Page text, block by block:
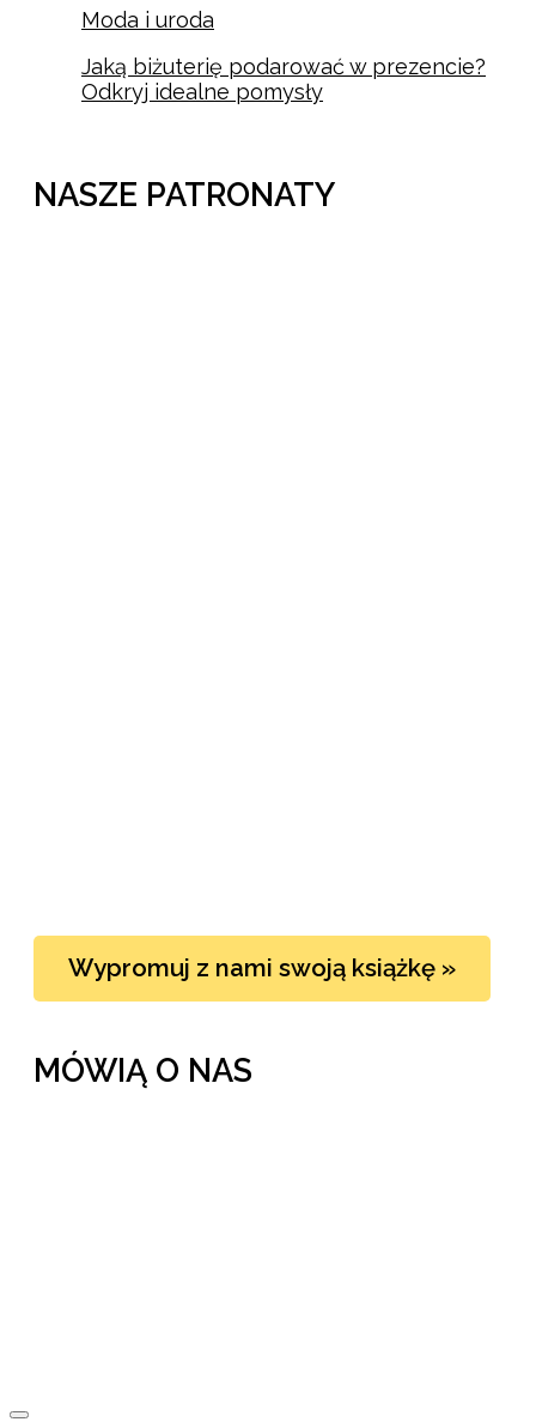
Moda i uroda
Jaką biżuterię podarować w prezencie?
Odkryj idealne pomysły
NASZE PATRONATY
Wypromuj z nami swoją książkę »
MÓWIĄ O NAS